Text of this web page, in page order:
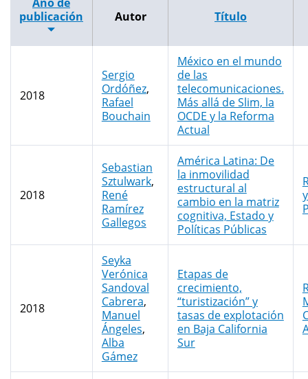
publicación
Autor Título
2018
Sergio
Ordóñez,
Rafael
Bouchain
México en el mundo
de las
telecomunicaciones.
Más allá de Slim, la
OCDE y la Reforma
Actual
2018
Sebastian
Sztulwark,
René
Ramírez
Gallegos
América Latina: De
la inmovilidad
estructural al
cambio en la matriz
cognitiva, Estado y
Políticas Públicas
2018
Seyka
Verónica
Sandoval
Cabrera,
Manuel
Ángeles,
Alba
Gámez
Etapas de
crecimiento,
“turistización” y
tasas de explotación
en Baja California
Sur